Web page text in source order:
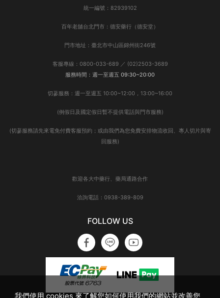
統一編號：82939102
百年老舖台北門市：德安藥行（德安堂）
門市地址：臺北市中山區錦州街246號
客服專線：0800-033-689 ／ (02)2503-3689
服務時間：週一至週五 09:30~20:00
切蔘服務：週一至週五 10:00~12:00，13:00~16:00
(例假日及國定假日暫不提供電話與門市服務)
(切蔘服務請先來電免付費客服預約；或由我們為您免費安排物流收回、專人切片與寄
回服務)
歡迎各大中藥行、藥局通路合作
洽詢電話：0938-389-809
FOLLOW US
我們使用 cookies 來了解您如何使用我們的網站並改善您